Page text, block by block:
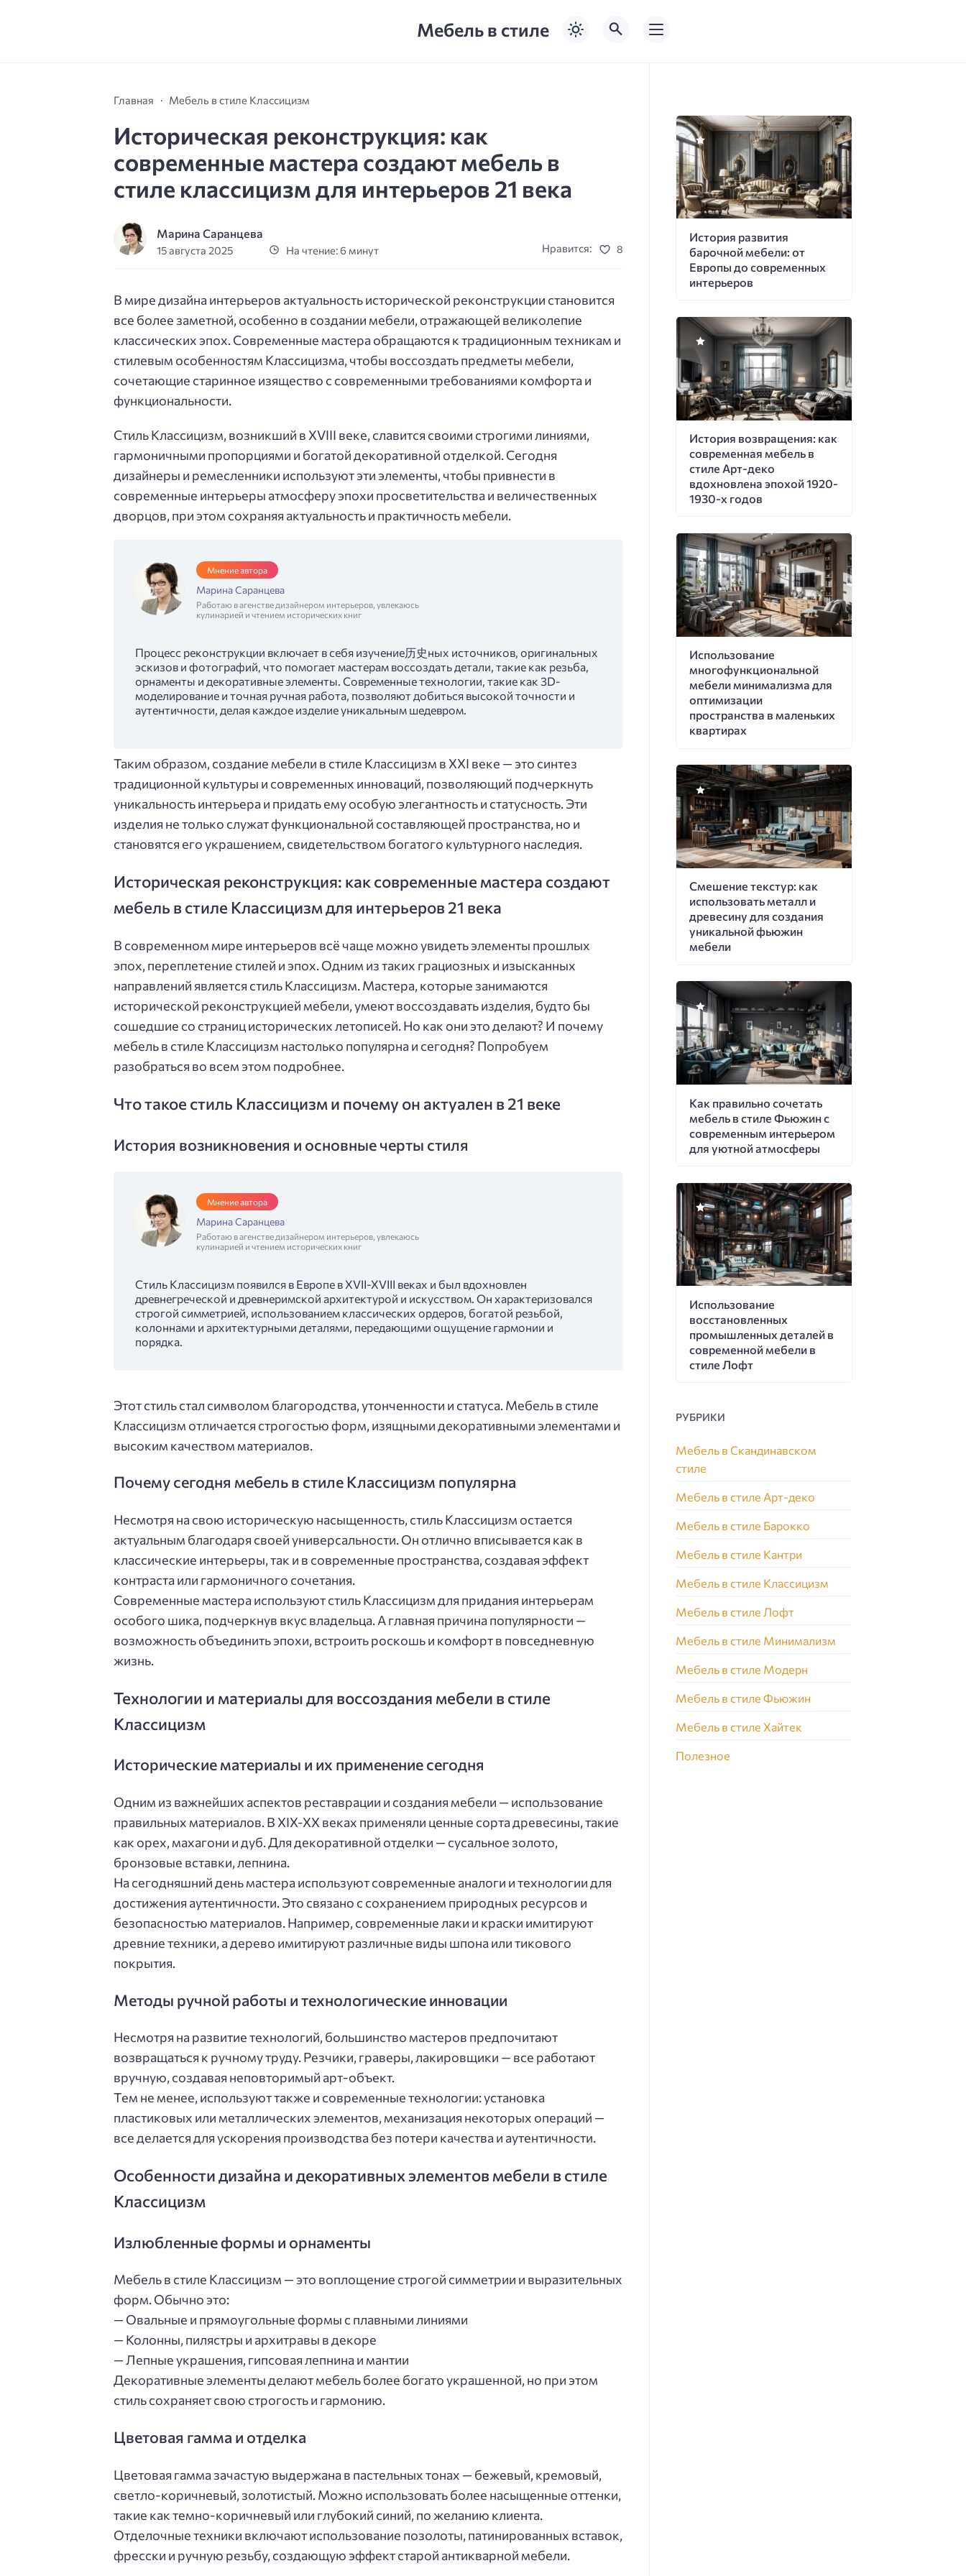
Мебель в стиле
Главная Мебель в стиле Классицизм
Историческая реконструкция: как
современные мастера создают мебель в
стиле классицизм для интерьеров 21 века
Марина Саранцева
15 августа 2025 На чтение: 6 минут Нравится: 8
В мире дизайна интерьеров актуальность исторической реконструкции становится
все более заметной, особенно в создании мебели, отражающей великолепие
классических эпох. Современные мастера обращаются к традиционным техникам и
стилевым особенностям Классицизма, чтобы воссоздать предметы мебели,
сочетающие старинное изящество с современными требованиями комфорта и
функциональности.
Стиль Классицизм, возникший в XVIII веке, славится своими строгими линиями,
гармоничными пропорциями и богатой декоративной отделкой. Сегодня
дизайнеры и ремесленники используют эти элементы, чтобы привнести в
современные интерьеры атмосферу эпохи просветительства и величественных
дворцов, при этом сохраняя актуальность и практичность мебели.
Мнение автора
Марина Саранцева
Работаю в агенстве дизайнером интерьеров, увлекаюсь
кулинарией и чтением исторических книг
Процесс реконструкции включает в себя изучение历史ных источников, оригинальных
эскизов и фотографий, что помогает мастерам воссоздать детали, такие как резьба,
орнаменты и декоративные элементы. Современные технологии, такие как 3D-
моделирование и точная ручная работа, позволяют добиться высокой точности и
аутентичности, делая каждое изделие уникальным шедевром.
Таким образом, создание мебели в стиле Классицизм в XXI веке — это синтез
традиционной культуры и современных инноваций, позволяющий подчеркнуть
уникальность интерьера и придать ему особую элегантность и статусность. Эти
изделия не только служат функциональной составляющей пространства, но и
становятся его украшением, свидетельством богатого культурного наследия.
Историческая реконструкция: как современные мастера создают
мебель в стиле Классицизм для интерьеров 21 века
В современном мире интерьеров всё чаще можно увидеть элементы прошлых
эпох, переплетение стилей и эпох. Одним из таких грациозных и изысканных
направлений является стиль Классицизм. Мастера, которые занимаются
исторической реконструкцией мебели, умеют воссоздавать изделия, будто бы
сошедшие со страниц исторических летописей. Но как они это делают? И почему
мебель в стиле Классицизм настолько популярна и сегодня? Попробуем
разобраться во всем этом подробнее.
Что такое стиль Классицизм и почему он актуален в 21 веке
История возникновения и основные черты стиля
Мнение автора
Марина Саранцева
Работаю в агенстве дизайнером интерьеров, увлекаюсь
кулинарией и чтением исторических книг
Стиль Классицизм появился в Европе в XVII-XVIII веках и был вдохновлен
древнегреческой и древнеримской архитектурой и искусством. Он характеризовался
строгой симметрией, использованием классических ордеров, богатой резьбой,
колоннами и архитектурными деталями, передающими ощущение гармонии и
порядка.
Этот стиль стал символом благородства, утонченности и статуса. Мебель в стиле
Классицизм отличается строгостью форм, изящными декоративными элементами и
высоким качеством материалов.
Почему сегодня мебель в стиле Классицизм популярна
Несмотря на свою историческую насыщенность, стиль Классицизм остается
актуальным благодаря своей универсальности. Он отлично вписывается как в
классические интерьеры, так и в современные пространства, создавая эффект
контраста или гармоничного сочетания.
Современные мастера используют стиль Классицизм для придания интерьерам
особого шика, подчеркнув вкус владельца. А главная причина популярности —
возможность объединить эпохи, встроить роскошь и комфорт в повседневную
жизнь.
Технологии и материалы для воссоздания мебели в стиле
Классицизм
Исторические материалы и их применение сегодня
Одним из важнейших аспектов реставрации и создания мебели — использование
правильных материалов. В XIX-XX веках применяли ценные сорта древесины, такие
как орех, махагони и дуб. Для декоративной отделки — сусальное золото,
бронзовые вставки, лепнина.
На сегодняшний день мастера используют современные аналоги и технологии для
достижения аутентичности. Это связано с сохранением природных ресурсов и
безопасностью материалов. Например, современные лаки и краски имитируют
древние техники, а дерево имитируют различные виды шпона или тикового
покрытия.
Методы ручной работы и технологические инновации
Несмотря на развитие технологий, большинство мастеров предпочитают
возвращаться к ручному труду. Резчики, граверы, лакировщики — все работают
вручную, создавая неповторимый арт-объект.
Тем не менее, используют также и современные технологии: установка
пластиковых или металлических элементов, механизация некоторых операций —
все делается для ускорения производства без потери качества и аутентичности.
Особенности дизайна и декоративных элементов мебели в стиле
Классицизм
Излюбленные формы и орнаменты
Мебель в стиле Классицизм — это воплощение строгой симметрии и выразительных
форм. Обычно это:
— Овальные и прямоугольные формы с плавными линиями
— Колонны, пилястры и архитравы в декоре
— Лепные украшения, гипсовая лепнина и мантии
Декоративные элементы делают мебель более богато украшенной, но при этом
стиль сохраняет свою строгость и гармонию.
Цветовая гамма и отделка
Цветовая гамма зачастую выдержана в пастельных тонах — бежевый, кремовый,
светло-коричневый, золотистый. Можно использовать более насыщенные оттенки,
такие как темно-коричневый или глубокий синий, по желанию клиента.
Отделочные техники включают использование позолоты, патинированных вставок,
фресски и ручную резьбу, создающую эффект старой антикварной мебели.
История развития
барочной мебели: от
Европы до современных
интерьеров
История возвращения: как
современная мебель в
стиле Арт-деко
вдохновлена эпохой 1920-
1930-х годов
Использование
многофункциональной
мебели минимализма для
оптимизации
пространства в маленьких
квартирах
Смешение текстур: как
использовать металл и
древесину для создания
уникальной фьюжин
мебели
Как правильно сочетать
мебель в стиле Фьюжин с
современным интерьером
для уютной атмосферы
Использование
восстановленных
промышленных деталей в
современной мебели в
стиле Лофт
РУБРИКИ
Мебель в Скандинавском
стиле
Мебель в стиле Арт-деко
Мебель в стиле Барокко
Мебель в стиле Кантри
Мебель в стиле Классицизм
Мебель в стиле Лофт
Мебель в стиле Минимализм
Мебель в стиле Модерн
Мебель в стиле Фьюжин
Мебель в стиле Хайтек
Полезное